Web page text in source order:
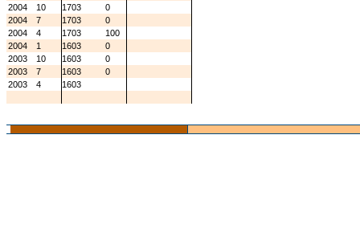
2004
10 1703
0
2004
7 1703
0
2004
4 1703
100
2004
1 1603
0
2003
10 1603
0
2003
7 1603
0
2003
4 1603